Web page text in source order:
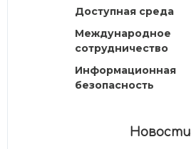
Доступная среда
Международное
сотрудничество
Информационная
безопасность
Новости